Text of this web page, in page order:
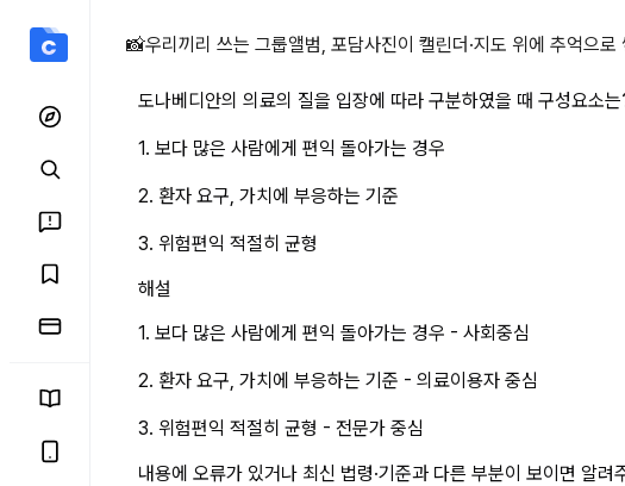
도나베디안의 의료의 질을 입장
📸우리끼리 쓰는 그룹앨범, 포담사진이 캘린더·지도 위에 추억으로
도나베디안의 의료의 질을 입장에 따라 구분하였을 때 구성요소는
1. 보다 많은 사람에게 편익 돌아가는 경우
2. 환자 요구, 가치에 부응하는 기준
3. 위험편익 적절히 균형
해설
1. 보다 많은 사람에게 편익 돌아가는 경우 - 사회중심
2. 환자 요구, 가치에 부응하는 기준 - 의료이용자 중심
3. 위험편익 적절히 균형 - 전문가 중심
내용에 오류가 있거나 최신 법령·기준과 다른 부분이 보이면 알려